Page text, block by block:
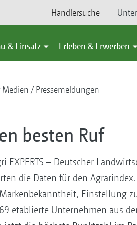
Händlersuche
& Einsatz Erleben & Erwerben
Medien Pressemeldungen
besten Ruf
EXPERTS – Deutscher
die Daten für den
Einstellung
etablierte Unternehmen aus